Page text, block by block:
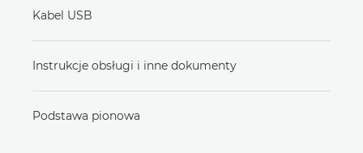
Kabel USB
Instrukcje obsługi i inne dokumenty
Podstawa pionowa